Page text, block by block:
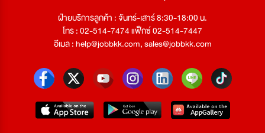
ฝ่ายบริการลูกค้า : จันทร์-เสาร์ 8:30-18:00 น.
โทร : 02-514-7474 แฟ็กซ์ 02-514-7447
อีเมล :help@jobbkk.com,sales@jobbkk.com